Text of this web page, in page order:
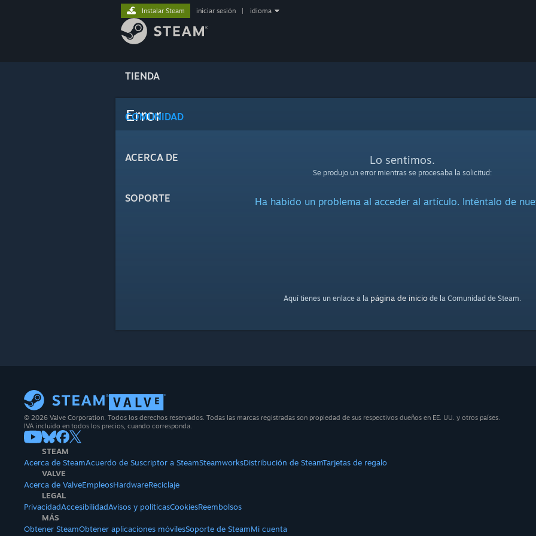
TIENDA
COMUNIDAD
ACERCA DE
SOPORTE
Instalar Steam iniciar sesión idioma
Error
Lo sentimos.
Se produjo un error mientras se procesaba la solicitud:
Ha habido un problema al acceder al artículo. Inténtalo de
Aquí tienes un enlace a la página de iniciode la Comunidad de Steam.
© 2026 Valve Corporation. Todos los derechos reservados. Todas las marcas registradas son propiedad de sus respectivos dueños en EE. UU. y otros países.
IVA incluido en todos los precios, cuando corresponda.
STEAM
Acerca de SteamAcuerdo de Suscriptor a SteamSteamworksDistribución de SteamTarjetas de regalo
VALVE
Acerca de ValveEmpleosHardwareReciclaje
LEGAL
PrivacidadAccesibilidadAvisos y políticasCookiesReembolsos
MÁS
Obtener SteamObtener aplicaciones móvilesSoporte de SteamMi cuenta